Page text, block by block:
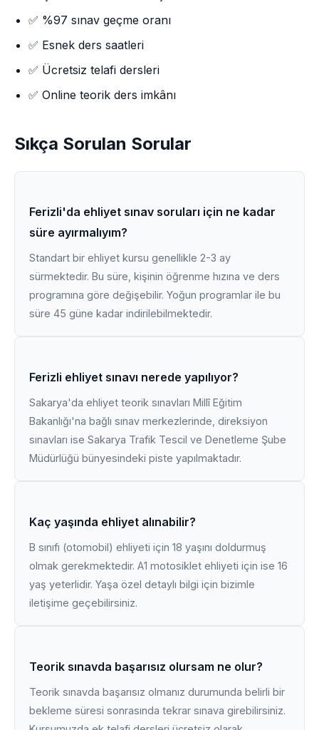
✅ %97 sınav geçme oranı
✅ Esnek ders saatleri
✅ Ücretsiz telafi dersleri
✅ Online teorik ders imkânı
Sıkça Sorulan Sorular
Ferizli'da ehliyet sınav soruları için ne kadar
süre ayırmalıyım?
Standart bir ehliyet kursu genellikle 2-3 ay
sürmektedir. Bu süre, kişinin öğrenme hızına ve ders
programına göre değişebilir. Yoğun programlar ile bu
süre 45 güne kadar indirilebilmektedir.
Ferizli ehliyet sınavı nerede yapılıyor?
Sakarya'da ehliyet teorik sınavları Millî Eğitim
Bakanlığı'na bağlı sınav merkezlerinde, direksiyon
sınavları ise Sakarya Trafik Tescil ve Denetleme Şube
Müdürlüğü bünyesindeki piste yapılmaktadır.
Kaç yaşında ehliyet alınabilir?
B sınıfı (otomobil) ehliyeti için 18 yaşını doldurmuş
olmak gerekmektedir. A1 motosiklet ehliyeti için ise 16
yaş yeterlidir. Yaşa özel detaylı bilgi için bizimle
iletişime geçebilirsiniz.
Teorik sınavda başarısız olursam ne olur?
Teorik sınavda başarısız olmanız durumunda belirli bir
bekleme süresi sonrasında tekrar sınava girebilirsiniz.